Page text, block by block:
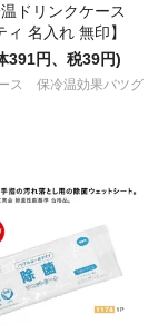
ドリンクケース
ィ 名入れ 無印】
391円、税39円)
ス 保冷温効果バツグ